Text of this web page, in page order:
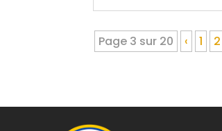
Page 3 sur 20 ‹ 1 2